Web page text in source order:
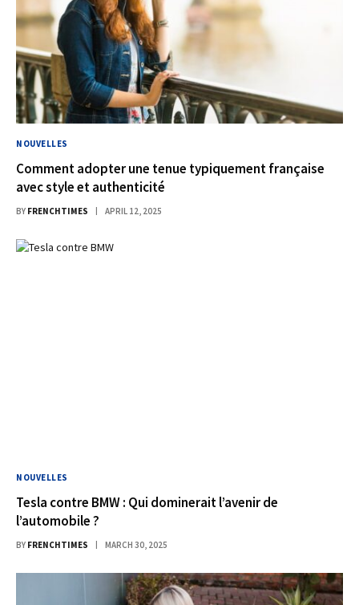
NOUVELLES
Comment adopter une tenue typiquement française
avec style et authenticité
BY FRENCHTIMES APRIL 12, 2025
NOUVELLES
Tesla contre BMW : Qui dominerait l’avenir de
l’automobile ?
BY FRENCHTIMES MARCH 30, 2025